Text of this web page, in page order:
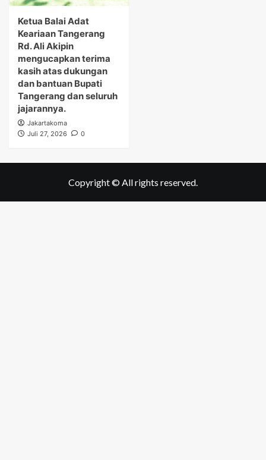
Ketua Balai Adat
Keariaan Tangerang
Rd. Ali Akipin
mengucapkan terima
kasih atas dukungan
dan bantuan Bupati
Tangerang dan seluruh
jajarannya.
Jakartakoma
Juli 27, 2026
0
Copyright © All rights reserved.